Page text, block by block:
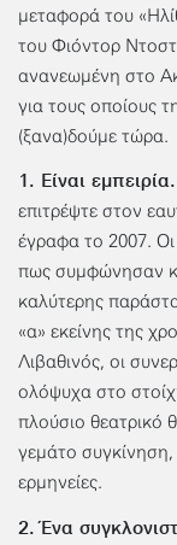
μεταφορά του
του Φιόντορ
ανανεωμένη στο
για τους οποίους
(ξανα)δούμε τώρα.
1. Είναι εμπειρία.
επιτρέψτε στον
έγραφα το 2007.
πως συμφώνησαν
καλύτερης
«α» εκείνης της
Λιβαθινός, οι
ολόψυχα στο
πλούσιο θεατρικό
γεμάτο
ερμηνείες.
2. Ένα